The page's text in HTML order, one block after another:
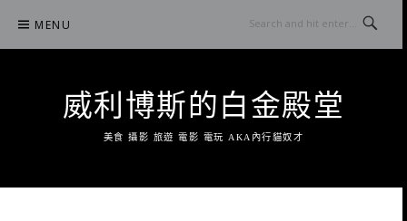
content
MENU
威利博斯的白金殿堂
美食 攝影 旅遊 電影 電玩 AKA內行貓奴才